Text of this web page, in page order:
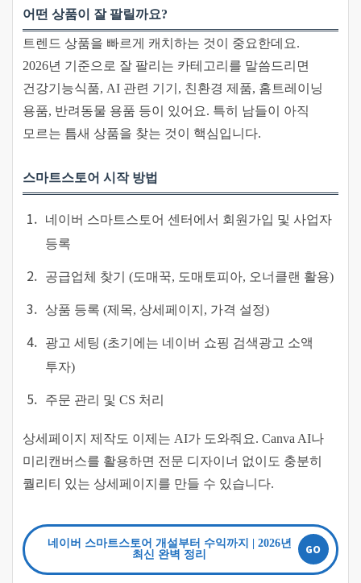
어떤 상품이 잘 팔릴까요?
트렌드 상품을 빠르게 캐치하는 것이 중요한데요.
2026년 기준으로 잘 팔리는 카테고리를 말씀드리면
건강기능식품, AI 관련 기기, 친환경 제품, 홈트레이닝
용품, 반려동물 용품 등이 있어요. 특히 남들이 아직
모르는 틈새 상품을 찾는 것이 핵심입니다.
스마트스토어 시작 방법
네이버 스마트스토어 센터에서 회원가입 및 사업자
등록
공급업체 찾기 (도매꾹, 도매토피아, 오너클랜 활용)
상품 등록 (제목, 상세페이지, 가격 설정)
광고 세팅 (초기에는 네이버 쇼핑 검색광고 소액
투자)
주문 관리 및 CS 처리
상세페이지 제작도 이제는 AI가 도와줘요. Canva AI나
미리캔버스를 활용하면 전문 디자이너 없이도 충분히
퀄리티 있는 상세페이지를 만들 수 있습니다.
네이버 스마트스토어 개설부터 수익까지 | 2026년
최신 완벽 정리